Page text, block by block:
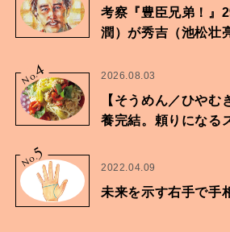
考察『豊臣兄弟！』
潤）が秀吉（池松壮
No.
4 2026.08.03
【そうめん／ひやむ
養完結。頼りになる
No.5
2022.04.09
未来を示す右手で手